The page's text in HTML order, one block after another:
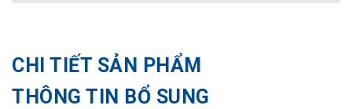
CHI TIẾT SẢN PHẨM
THÔNG TIN BỔ SUNG